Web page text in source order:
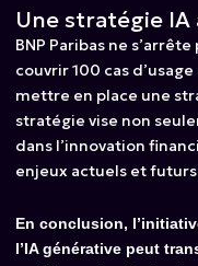
Une stratégie
BNP Paribas ne
couvrir 100 cas
mettre en place une
stratégie vise non
dans l’innovation
enjeux actuels et
En conclusion,
l’IA générative peut